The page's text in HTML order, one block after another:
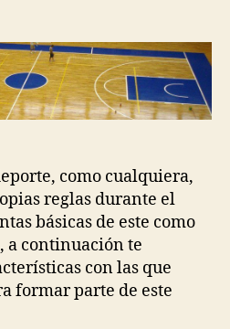
entrada
como cualquiera,
reglas durante el
básicas de este como
a continuación te
con las que
formar parte de este